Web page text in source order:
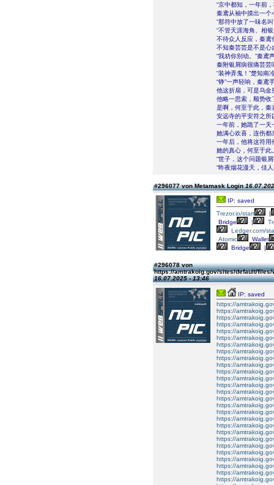
“京中都知，一年前
秦鸢从袖中摸出一个
“那符中放了一味名
“不管天涯海角、相
不待众人反应，秦鸢
不知秦芸芸是不是心
“我劝你别动。”秦鸢
秦附银屑病很痛芸芸
“装神弄鬼！”楚知南
“铮”一声轻响，秦鸢
他这折扇，可是乌金
他略一思索，顺势收
是啊，何至于此，秦
安远寺的平安符之所
一年前，她跪了一天
她满心欢喜，连伤都
一年后，他将这符用
她的真心，何至于此
“世子，这个问题银
“昨夜烟花漫天，佳
#296077 von Metamask Login
IP: saved
Trezor.io/start
|
Bridge
|
Ledger.com/
Atomic
Wallet
Bridge
|
#296078 von
https://amtrakoig.gov/sites/default/files/
16.07.2025 - 13:46
IP: saved
https://
https://
https://
https://
https://
https://
https://
https://
https://
https://
https://
https://
https://
https://
https://
https://
https://
https://
https://
https://
https://
https://
https://
https://
https://
https://
https://